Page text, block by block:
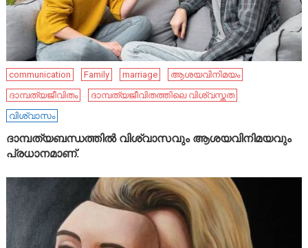
communication Family marriage
ആശയവിനിമയം
ദാമ്പത്യജീവിതം
ദാമ്പത്യജീവിതത്തിലെ വിശ്വസ്തത
വിശ്വാസം
ദാമ്പത്യബന്ധത്തിൽ വിശ്വാസവും ആശയവിനിമയവും
പ്രധാനമാണ്.